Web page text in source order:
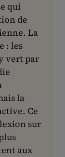
qui
de
La
: les
vert par
la
Ce
sur
aux